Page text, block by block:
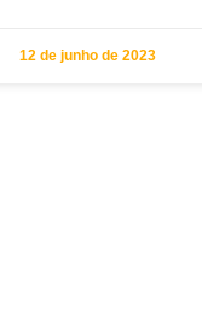
12 de junho de 2023